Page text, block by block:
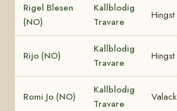
Rigel Blesen
(NO)
Kallblodig
Travare
Hingst
Rijo (NO)
Kallblodig
Travare
Hingst
Romi Jo (NO)
Kallblodig
Travare
Valack